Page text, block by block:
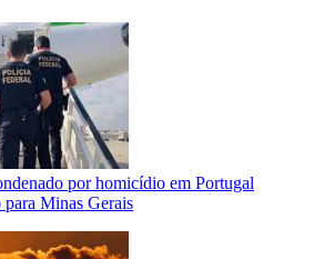
por homicídio em Portugal
para Minas Gerais